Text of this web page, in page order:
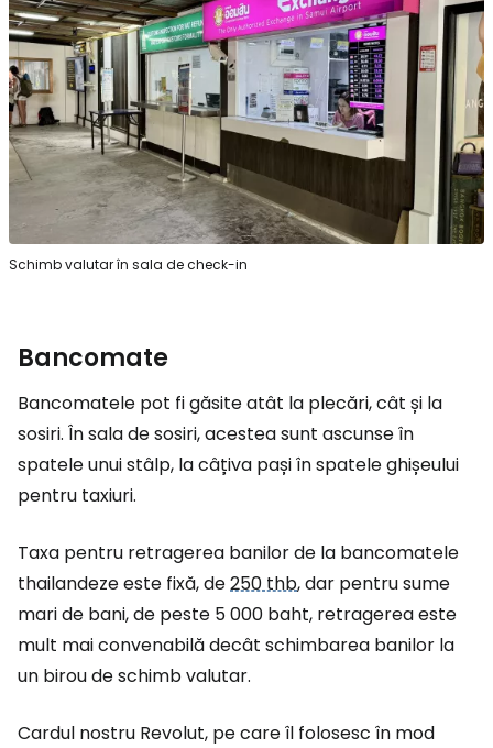
Schimb valutar în sala de check-in
Bancomate
Bancomatele pot fi găsite atât la plecări, cât și la
sosiri. În sala de sosiri, acestea sunt ascunse în
spatele unui stâlp, la câțiva pași în spatele ghișeului
pentru taxiuri.
Taxa pentru retragerea banilor de la bancomatele
thailandeze este fixă, de250 thb, dar pentru sume
mari de bani, de peste 5 000 baht, retragerea este
mult mai convenabilă decât schimbarea banilor la
un birou de schimb valutar.
Cardul nostru Revolut, pe care îl folosesc în mod